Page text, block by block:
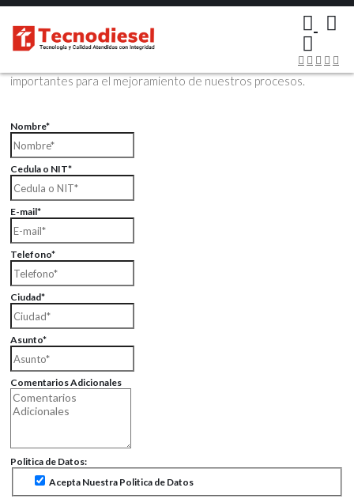
Contáctenos Vía Email
Envíenos sus datos con sus comentarios, sus opiniones son muy
importantes para el mejoramiento de nuestros procesos.
Nombre*
Cedula o NIT*
E-mail*
Telefono*
Ciudad*
Asunto*
Comentarios Adicionales
Politica de Datos:
Acepta Nuestra Politica de Datos